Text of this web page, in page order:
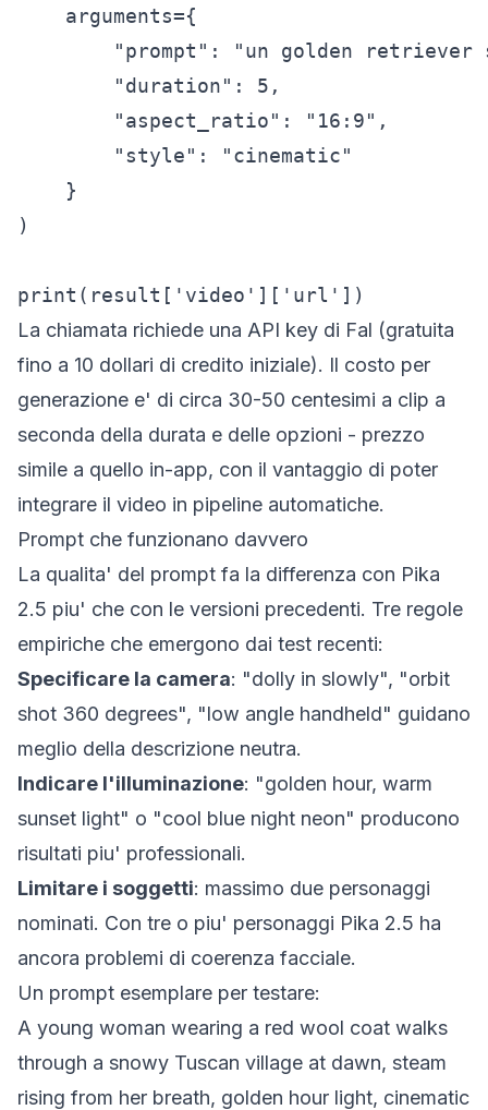
    arguments={
"prompt": "un golden retriever
        "duration": 5,
        "aspect_ratio": "16:9",
        "style": "cinematic"
    }
)
print(result['video']['url'])
La chiamata richiede una API key di Fal (gratuita
fino a 10 dollari di credito iniziale). Il costo per
generazione e' di circa 30-50 centesimi a clip a
seconda della durata e delle opzioni - prezzo
simile a quello in-app, con il vantaggio di poter
integrare il video in pipeline automatiche.
Prompt che funzionano davvero
La qualita' del prompt fa la differenza con Pika
2.5 piu' che con le versioni precedenti. Tre regole
empiriche che emergono dai test recenti:
Specificare la camera: "dolly in slowly", "orbit
shot 360 degrees", "low angle handheld" guidano
meglio della descrizione neutra.
Indicare l'illuminazione: "golden hour, warm
sunset light" o "cool blue night neon" producono
risultati piu' professionali.
Limitare i soggetti: massimo due personaggi
nominati. Con tre o piu' personaggi Pika 2.5 ha
ancora problemi di coerenza facciale.
Un prompt esemplare per testare:
A young woman wearing a red wool coat walks
through a snowy Tuscan village at dawn, steam
rising from her breath, golden hour light, cinematic